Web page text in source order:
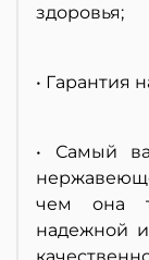
здоровья;
• Гарантия
• Самый
чем она
надежной